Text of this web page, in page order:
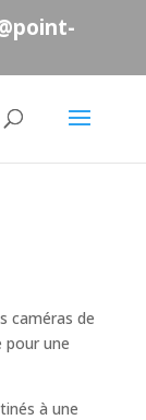
caméras de
pour une
à une